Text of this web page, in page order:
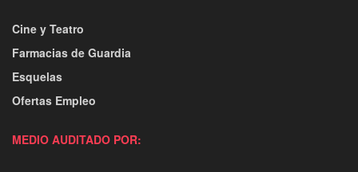
Cine y Teatro
Farmacias de Guardia
Esquelas
Ofertas Empleo
MEDIO AUDITADO POR: